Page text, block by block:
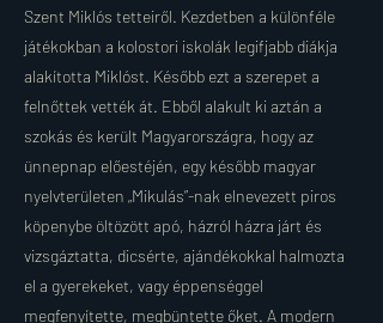
Szent Miklós tetteiről. Kezdetben a különféle
játékokban a kolostori iskolák legifjabb diákja
alakította Miklóst. Később ezt a szerepet a
felnőttek vették át. Ebből alakult ki aztán a
szokás és került Magyarországra, hogy az
ünnepnap előestéjén, egy később magyar
nyelvterületen „Mikulás”-nak elnevezett piros
köpenybe öltözött apó, házról házra járt és
vizsgáztatta, dicsérte, ajándékokkal halmozta
el a gyerekeket, vagy éppenséggel
megfenyítette, megbüntette őket. A modern